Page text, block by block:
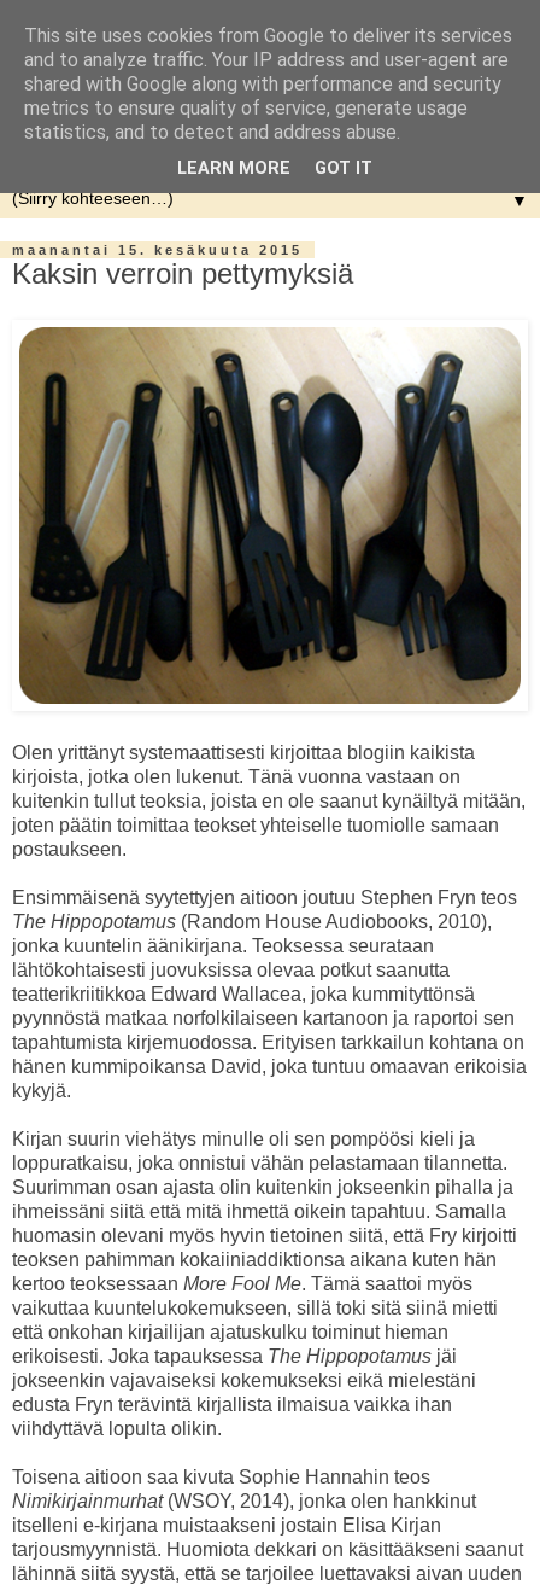
▼
maanantai 15. kesäkuuta 2015
Kaksin verroin pettymyksiä
Olen yrittänyt systemaattisesti kirjoittaa blogiin kaikista
kirjoista, jotka olen lukenut. Tänä vuonna vastaan on
kuitenkin tullut teoksia, joista en ole saanut kynäiltyä mitään,
joten päätin toimittaa teokset yhteiselle tuomiolle samaan
postaukseen.
Ensimmäisenä syytettyjen aitioon joutuu Stephen Fryn teos
The Hippopotamus (Random House Audiobooks, 2010),
jonka kuuntelin äänikirjana. Teoksessa seurataan
lähtökohtaisesti juovuksissa olevaa potkut saanutta
teatterikriitikkoa Edward Wallacea, joka kummityttönsä
pyynnöstä matkaa norfolkilaiseen kartanoon ja raportoi sen
tapahtumista kirjemuodossa. Erityisen tarkkailun kohtana on
hänen kummipoikansa David, joka tuntuu omaavan erikoisia
kykyjä.
Kirjan suurin viehätys minulle oli sen pompöösi kieli ja
loppuratkaisu, joka onnistui vähän pelastamaan tilannetta.
Suurimman osan ajasta olin kuitenkin jokseenkin pihalla ja
ihmeissäni siitä että mitä ihmettä oikein tapahtuu. Samalla
huomasin olevani myös hyvin tietoinen siitä, että Fry kirjoitti
teoksen pahimman kokaiiniaddiktionsa aikana kuten hän
kertoo teoksessaan More Fool Me. Tämä saattoi myös
vaikuttaa kuuntelukokemukseen, sillä toki sitä siinä mietti
että onkohan kirjailijan ajatuskulku toiminut hieman
erikoisesti. Joka tapauksessa The Hippopotamus jäi
jokseenkin vajavaiseksi kokemukseksi eikä mielestäni
edusta Fryn terävintä kirjallista ilmaisua vaikka ihan
viihdyttävä lopulta olikin.
Toisena aitioon saa kivuta Sophie Hannahin teos
Nimikirjainmurhat (WSOY, 2014), jonka olen hankkinut
itselleni e-kirjana muistaakseni jostain Elisa Kirjan
tarjousmyynnistä. Huomiota dekkari on käsittääkseni saanut
lähinnä siitä syystä, että se tarjoilee luettavaksi aivan uuden
This site uses cookies from Google to deliver its services
and to analyze traffic. Your IP address and user-agent are
shared with Google along with performance and security
metrics to ensure quality of service, generate usage
statistics, and to detect and address abuse.
LEARN MORE GOT IT